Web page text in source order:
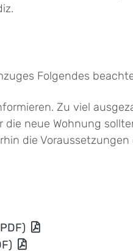
Folgendes
Zu viel
neue Wohnung
die Voraussetzungen